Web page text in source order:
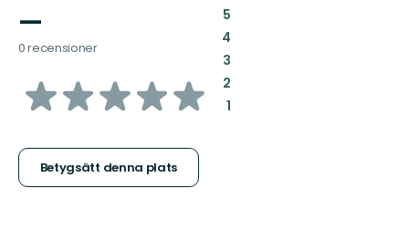
—
0 recensioner
av
stjärnor
Betygsätt denna plats
5:
4:
3:
2:
1: